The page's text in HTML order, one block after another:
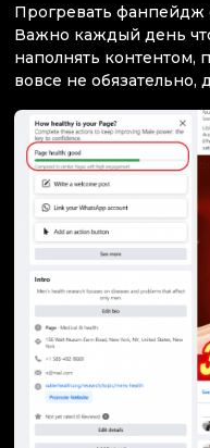
Прогревать фанпейдж
Важно каждый день
наполнять контентом,
вовсе не обязательно,